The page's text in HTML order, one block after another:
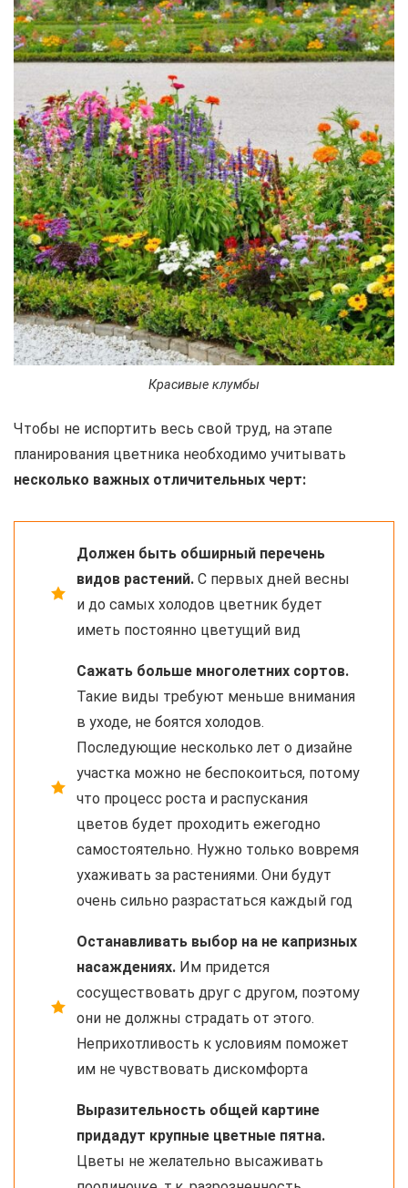
Красивые клумбы
Чтобы не испортить весь свой труд, на этапе
планирования цветника необходимо учитывать
несколько важных отличительных черт:
Должен быть обширный перечень
видов растений. С первых дней весны
и до самых холодов цветник будет
иметь постоянно цветущий вид
Сажать больше многолетних сортов.
Такие виды требуют меньше внимания
в уходе, не боятся холодов.
Последующие несколько лет о дизайне
участка можно не беспокоиться, потому
что процесс роста и распускания
цветов будет проходить ежегодно
самостоятельно. Нужно только вовремя
ухаживать за растениями. Они будут
очень сильно разрастаться каждый год
Останавливать выбор на не капризных
насаждениях. Им придется
сосуществовать друг с другом, поэтому
они не должны страдать от этого.
Неприхотливость к условиям поможет
им не чувствовать дискомфорта
Выразительность общей картине
придадут крупные цветные пятна.
Цветы не желательно высаживать